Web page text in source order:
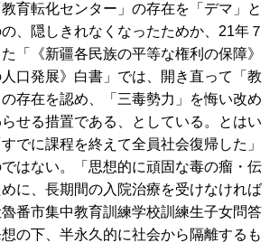
育転化センター」の存在を「デマ」と
、隠しきれなくなったためか、21年７
「《新疆各民族の平等な権利の保障》
口発展》白書」では、開き直って「教
存在を認め、「三毒勢力」を悔い改め
せる措置である、としている。とはい
でに課程を終えて全員社会復帰した」
はない。「思想的に頑固な毒の瘤・伝
に、長期間の入院治療を受けなければ
番市集中教育訓練学校訓練生子女問答
の下、半永久的に社会から隔離するも